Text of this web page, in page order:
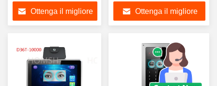
12V@3A con precisione
di temperatura ±0,3°C
Ottenga il migliore
Funzionamento
Ottenga il migliore